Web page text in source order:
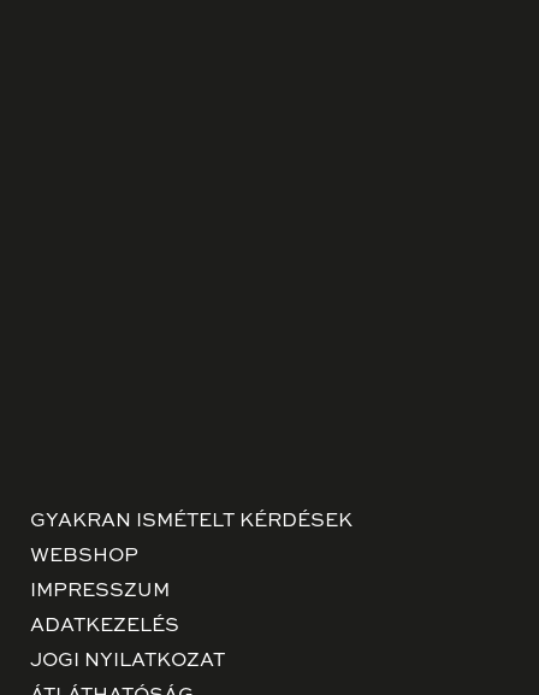
GYAKRAN ISMÉTELT KÉRDÉSEK
WEBSHOP
IMPRESSZUM
ADATKEZELÉS
JOGI NYILATKOZAT